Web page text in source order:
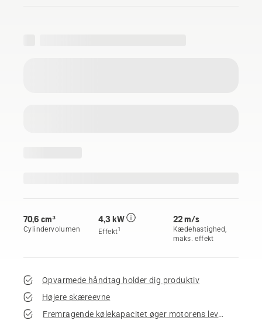
70,6 cm³
Cylindervolumen
4,3 kW
Effekt1
22 m/s
Kædehastighed,
maks. effekt
Opvarmede håndtag holder dig produktiv
Højere skæreevne
Fremragende kølekapacitet øger motorens levetid